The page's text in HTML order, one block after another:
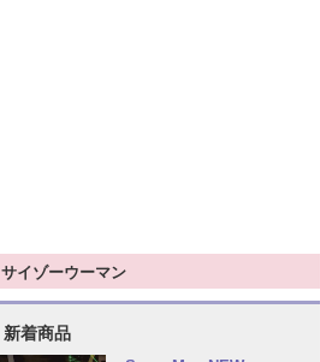
サイゾーウーマン
新着商品